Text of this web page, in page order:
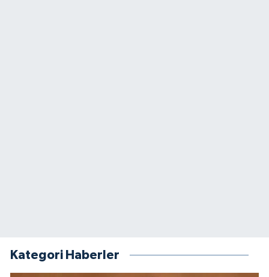
Kategori Haberler